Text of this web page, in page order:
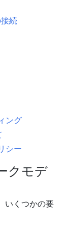
続
ング
シー
クモデ
いくつかの要